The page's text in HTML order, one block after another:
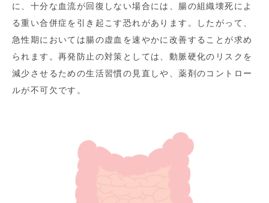
に、十分な血流が回復しない場合には、腸の組織壊死によ
る重い合併症を引き起こす恐れがあります。したがって、
急性期においては腸の虚血を速やかに改善することが求め
られます。再発防止の対策としては、動脈硬化のリスクを
減少させるための生活習慣の見直しや、薬剤のコントロー
ルが不可欠です。